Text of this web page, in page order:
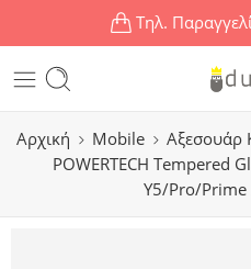
Τηλ.
Αρχική Mobile Αξεσουάρ
POWERTECH Tempered
Y5/Pro/